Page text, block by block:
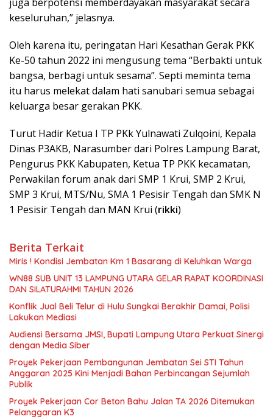
keseluruhan,” jelasnya.
Oleh karena itu, peringatan Hari Kesathan Gerak PKK
Ke-50 tahun 2022 ini mengusung tema “Berbakti untuk
bangsa, berbagi untuk sesama”. Septi meminta tema
itu harus melekat dalam hati sanubari semua sebagai
keluarga besar gerakan PKK.
Turut Hadir Ketua I TP PKk Yulnawati Zulqoini, Kepala
Dinas P3AKB, Narasumber dari Polres Lampung Barat,
Pengurus PKK Kabupaten, Ketua TP PKK kecamatan,
Perwakilan forum anak dari SMP 1 Krui, SMP 2 Krui,
SMP 3 Krui, MTS/Nu, SMA 1 Pesisir Tengah dan SMK N
1 Pesisir Tengah dan MAN Krui (rikki)
Berita Terkait
Miris ! Kondisi Jembatan Km 1 Basarang di Keluhkan Warga
WN88 SUB UNIT 13 LAMPUNG UTARA GELAR RAPAT KOORDINASI
DAN SILATURAHMI TAHUN 2026
Konflik Jual Beli Telur di Hulu Sungkai Berakhir Damai, Polisi
Lakukan Mediasi
Audiensi Bersama JMSI, Bupati Lampung Utara Perkuat Sinergi
dengan Media Siber
Proyek Pekerjaan Pembangunan Jembatan Sei STI Tahun
Anggaran 2025 Kini Menjadi Bahan Perbincangan Sejumlah
Publik
Proyek Pekerjaan Cor Beton Bahu Jalan TA 2026 Ditemukan
Pelanggaran K3